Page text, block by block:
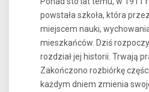
powstała szkoła, która
miejscem nauki,
mieszkańców. Dziś
rozdział jej historii. Trwają
Zakończono rozbiórkę
każdym dniem zmienia